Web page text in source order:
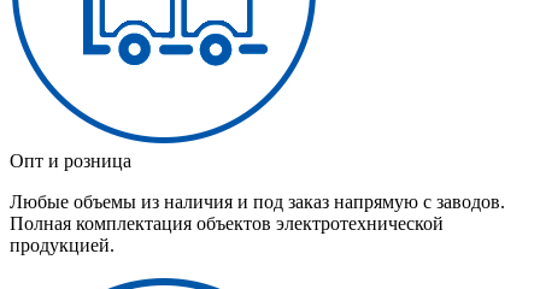
Опт и розница
Любые объемы из наличия и под заказ напрямую с заводов.
Полная комплектация объектов электротехнической
продукцией.